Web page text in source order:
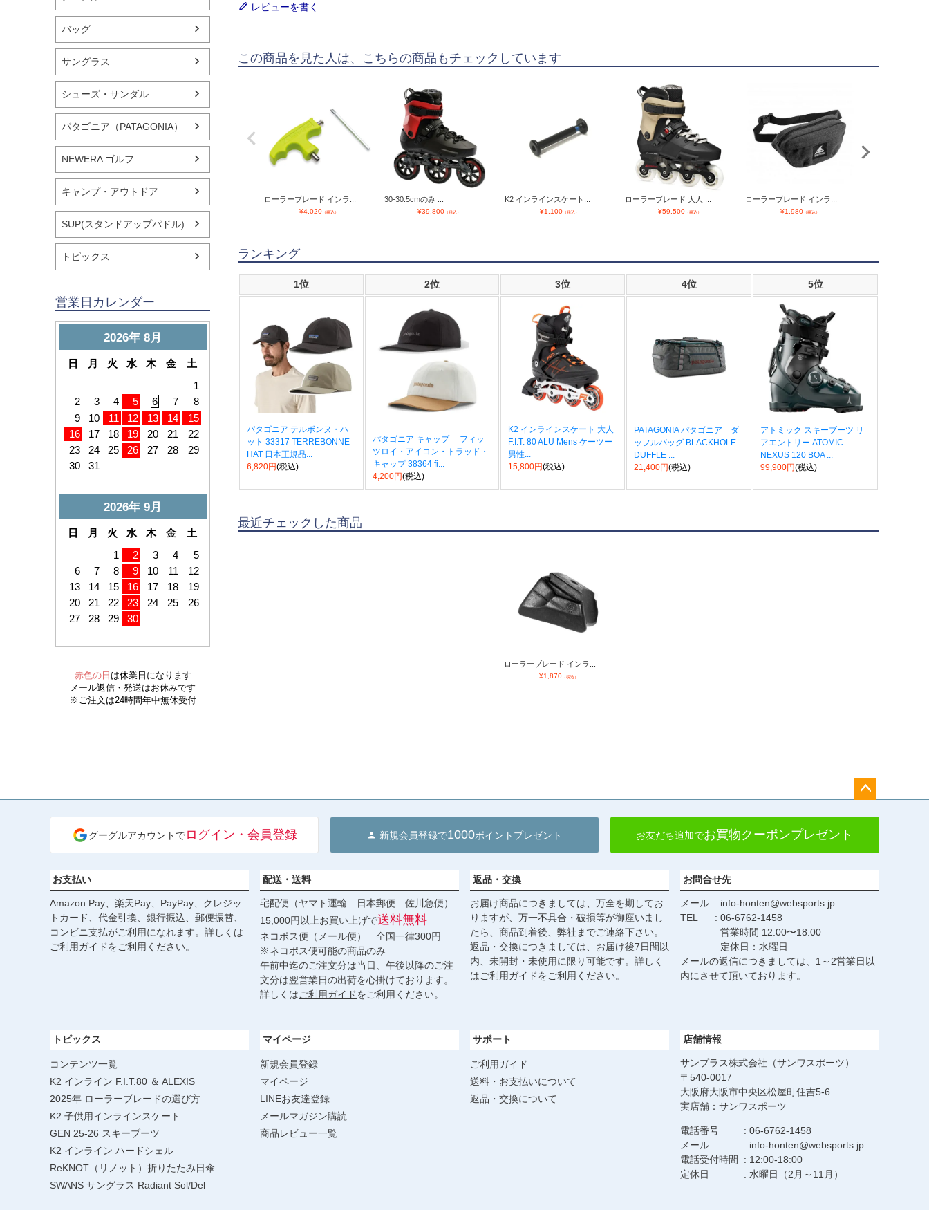
バッグ
サングラス
シューズ・サンダル
パタゴニア（PATAGONIA）
NEWERA ゴルフ
キャンプ・アウトドア
SUP(スタンドアップパドル)
トピックス
営業日カレンダー
レビューを書く
この商品を見た人は、こちらの商品もチェックしています
ローラーブレード インラ...
¥4,020（税込）
30-30.5cmのみ ...
¥39,800（税込）
K2 インラインスケート...
¥1,100（税込）
ローラーブレード 大人 ...
¥59,500（税込）
ローラーブレード インラ...
¥1,980（税込）
ランキング
1位 2位 3位 4位 5位
パタゴニア テルボンヌ・ハ
ット 33317 TERREBONNE
HAT 日本正規品...
6,820円(税込)
パタゴニア キャップ フィッ
ツロイ・アイコン・トラッド・
キャップ 38364 fi...
4,200円(税込)
K2 インラインスケート 大人
F.I.T. 80 ALU Mens ケーツー
男性...
15,800円(税込)
PATAGONIA パタゴニア ダ
ッフルバッグ BLACKHOLE
DUFFLE ...
21,400円(税込)
アトミック スキーブーツ リ
アエントリー ATOMIC
NEXUS 120 BOA ...
99,900円(税込)
最近チェックした商品
ローラーブレード インラ...
¥1,870（税込）
へ
グーグルアカウントでログイン・会員登録 新規会員登録で1000ポイントプレゼント お友だち追加でお買物クーポンプレゼント
お支払い
Amazon Pay、楽天Pay、PayPay、クレジッ
トカード、代金引換、銀行振込、郵便振替、
コンビニ支払がご利用になれます。詳しくは
ご利用ガイドをご利用ください。
配送・送料
宅配便（ヤマト運輸 日本郵便 佐川急便）
15,000円以上お買い上げで送料無料
ネコポス便（メール便） 全国一律300円
※ネコポス便可能の商品のみ
午前中迄のご注文分は当日、午後以降のご注
文分は翌営業日の出荷を心掛けております。
詳しくはご利用ガイドをご利用ください。
返品・交換
お届け商品につきましては、万全を期してお
りますが、万一不具合・破損等が御座いまし
たら、商品到着後、弊社までご連絡下さい。
返品・交換につきましては、お届け後7日間以
内、未開封・未使用に限り可能です。詳しく
はご利用ガイドをご利用ください。
お問合せ先
メール
info-honten@websports.jp
TEL
06-6762-1458
営業時間 12:00〜18:00
定休日：水曜日
メールの返信につきましては、1～2営業日以
内にさせて頂いております。
トピックス
コンテンツ一覧
K2 インライン F.I.T.80 ＆ ALEXIS
2025年 ローラーブレードの選び方
K2 子供用インラインスケート
GEN 25-26 スキーブーツ
K2 インライン ハードシェル
ReKNOT（リノット）折りたたみ日傘
SWANS サングラス Radiant Sol/Del
マイページ
新規会員登録
マイページ
LINEお友達登録
メールマガジン購読
商品レビュー一覧
サポート
ご利用ガイド
送料・お支払いについて
返品・交換について
店舗情報
サンプラス株式会社（サンワスポーツ）
540-0017
大阪府大阪市中央区松屋町住吉5-6
実店舗：サンワスポーツ
電話番号
06-6762-1458
メール
info-honten@websports.jp
電話受付時間
12:00-18:00
定休日
水曜日（2月～11月）